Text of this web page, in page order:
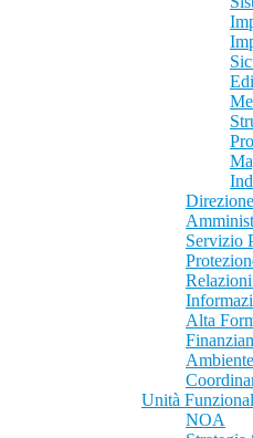
Direzione
Servizio
Alta
Ambiente
Unità
NOA